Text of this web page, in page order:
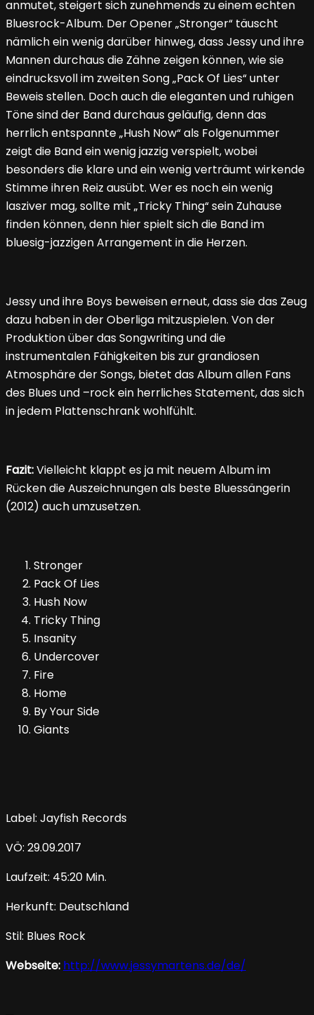
anmutet, steigert sich zunehmends zu einem echten
Bluesrock-Album. Der Opener „Stronger“ täuscht
nämlich ein wenig darüber hinweg, dass Jessy und ihre
Mannen durchaus die Zähne zeigen können, wie sie
eindrucksvoll im zweiten Song „Pack Of Lies“ unter
Beweis stellen. Doch auch die eleganten und ruhigen
Töne sind der Band durchaus geläufig, denn das
herrlich entspannte „Hush Now“ als Folgenummer
zeigt die Band ein wenig jazzig verspielt, wobei
besonders die klare und ein wenig verträumt wirkende
Stimme ihren Reiz ausübt. Wer es noch ein wenig
lasziver mag, sollte mit „Tricky Thing“ sein Zuhause
finden können, denn hier spielt sich die Band im
bluesig-jazzigen Arrangement in die Herzen.
Jessy und ihre Boys beweisen erneut, dass sie das Zeug
dazu haben in der Oberliga mitzuspielen. Von der
Produktion über das Songwriting und die
instrumentalen Fähigkeiten bis zur grandiosen
Atmosphäre der Songs, bietet das Album allen Fans
des Blues und –rock ein herrliches Statement, das sich
in jedem Plattenschrank wohlfühlt.
Fazit:Vielleicht klappt es ja mit neuem Album im
Rücken die Auszeichnungen als beste Bluessängerin
(2012) auch umzusetzen.
Stronger
Pack Of Lies
Hush Now
Tricky Thing
Insanity
Undercover
Fire
Home
By Your Side
Giants
Label: Jayfish Records
VÖ: 29.09.2017
Laufzeit: 45:20 Min.
Herkunft: Deutschland
Stil: Blues Rock
Webseite: http://www.jessymartens.de/de/